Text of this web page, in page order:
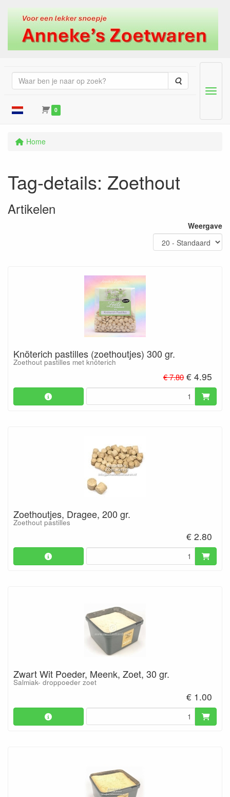
Zoeken
0
Menu
Home
Tag-details: Zoethout
Artikelen
Weergave
Knöterich pastilles (zoethoutjes) 300 gr.
Zoethout pastilles met knöterich
€ 7.80 € 4.95
Zoethoutjes, Dragee, 200 gr.
Zoethout pastilles
€ 2.80
Zwart Wit Poeder, Meenk, Zoet, 30 gr.
Salmiak- droppoeder zoet
€ 1.00